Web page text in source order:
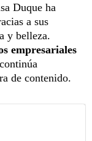
Duque ha
a sus
y belleza.
empresariales
de contenido.